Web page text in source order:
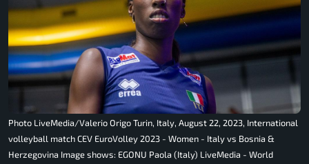
Photo LiveMedia/Valerio Origo Turin, Italy, August 22, 2023, International
volleyball match CEV EuroVolley 2023 - Women - Italy vs Bosnia &
Herzegovina Image shows: EGONU Paola (Italy) LiveMedia - World